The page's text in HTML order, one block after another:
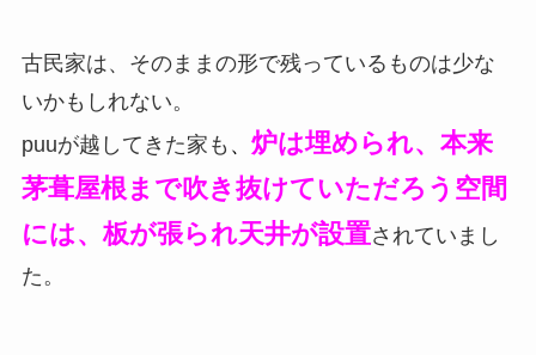
古民家は、そのままの形で残っているものは少な
いかもしれない。
puuが越してきた家も 、 炉は埋められ、本来
茅葺屋根まで吹き抜けていただろう空間
には、板が張られ天井が設置されていまし
た。